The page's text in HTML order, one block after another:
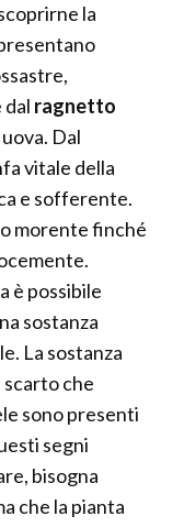
la
ragnetto
Dal
vitale della
e sofferente.
morente finché
è possibile
sostanza
La sostanza
che
sono presenti
segni
bisogna
che la pianta